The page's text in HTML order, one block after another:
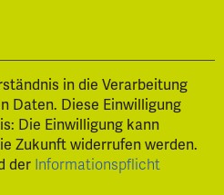
in die Verarbeitung
Daten. Diese Einwilligung
Die Einwilligung kann
Zukunft widerrufen werden.
der Informationspflicht